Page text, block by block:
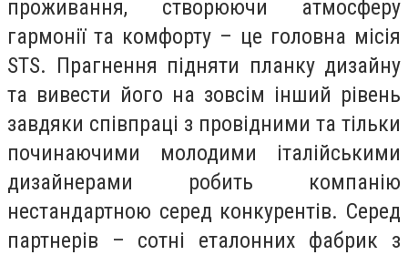
проживання, створюючи атмосферу
гармонії та комфорту – це головна місія
STS. Прагнення підняти планку дизайну
та вивести його на зовсім інший рівень
завдяки співпраці з провідними та тільки
починаючими молодими італійськими
дизайнерами робить компанію
нестандартною серед конкурентів. Серед
партнерів – сотні еталонних фабрик з